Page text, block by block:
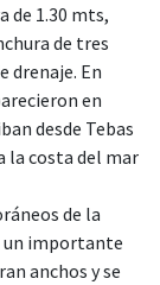
de 1.30 mts,
de tres
drenaje. En
en
desde Tebas
la costa del mar
de la
un importante
anchos y se